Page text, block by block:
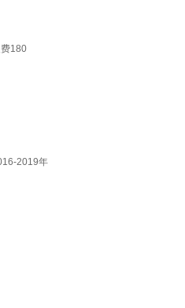
180
2019年